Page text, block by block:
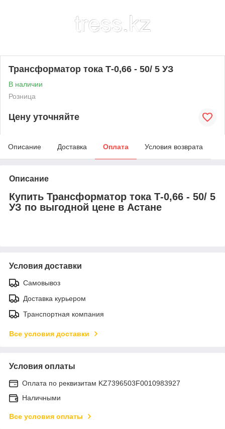
Трансформатор тока Т-0,66 - 50/ 5 УЗ
В наличии
Розница
Цену уточняйте
Описание Доставка Оплата Условия возврата
Описание
Купить Трансформатор тока Т-0,66 - 50/ 5
УЗ по выгодной цене в Астане
Условия доставки
Самовывоз
Доставка курьером
Транспортная компания
Все условия доставки
Условия оплаты
Оплата по реквизитам KZ7396503F0010983927
Наличными
Все условия оплаты